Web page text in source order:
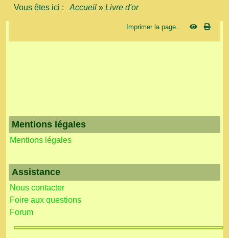
Vous êtes ici : Accueil » Livre d'or
Imprimer la page...
Mentions légales
Mentions légales
Assistance
Nous contacter
Foire aux questions
Forum